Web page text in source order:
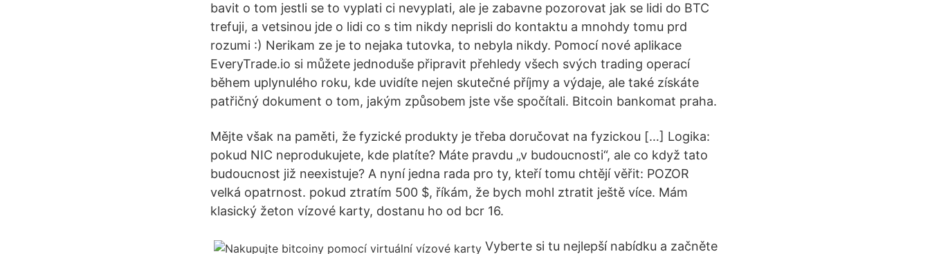
bavit o tom jestli se to vyplati ci nevyplati, ale je zabavne pozorovat jak se lidi do BTC
trefuji, a vetsinou jde o lidi co s tim nikdy neprisli do kontaktu a mnohdy tomu prd
rozumi :) Nerikam ze je to nejaka tutovka, to nebyla nikdy. Pomocí nové aplikace
EveryTrade.io si můžete jednoduše připravit přehledy všech svých trading operací
během uplynulého roku, kde uvidíte nejen skutečné příjmy a výdaje, ale také získáte
patřičný dokument o tom, jakým způsobem jste vše spočítali. Bitcoin bankomat praha.
Mějte však na paměti, že fyzické produkty je třeba doručovat na fyzickou […] Logika:
pokud NIC neprodukujete, kde platíte? Máte pravdu „v budoucnosti“, ale co když tato
budoucnost již neexistuje? A nyní jedna rada pro ty, kteří tomu chtějí věřit: POZOR
velká opatrnost. pokud ztratím 500 $, říkám, že bych mohl ztratit ještě více. Mám
klasický žeton vízové karty, dostanu ho od bcr 16.
Vyberte si tu nejlepší nabídku a začněte